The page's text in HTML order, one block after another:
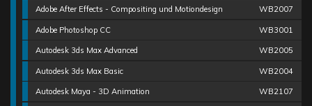
Adobe After Effects - Compositing und Motiondesign WB2007
Adobe Photoshop CC WB3001
Autodesk 3ds Max Advanced WB2005
Autodesk 3ds Max Basic WB2004
Autodesk Maya - 3D Animation WB2107